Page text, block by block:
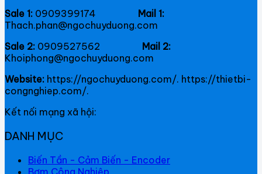
Sale 1: 0909399174 Mail 1:
Thach.phan@ngochuyduong.com
Sale 2: 0909527562 Mail 2:
Khoiphong@ngochuyduong.com
Website: https://ngochuyduong.com/. https://thietbi-
congnghiep.com/.
Kết nối mạng xã hội:
DANH MỤC
Biến Tần - Cảm Biến - Encoder
Bơm Công Nghiệp